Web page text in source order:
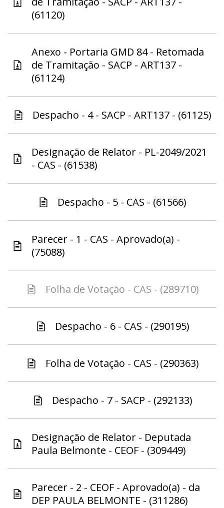
(61120)
Anexo - Portaria GMD 84 - Retomada
de Tramitação - SACP - ART137 -
(61124)
Despacho - 4 - SACP - ART137 - (61125)
Designação de Relator - PL-2049/2021
- CAS - (61538)
Despacho - 5 - CAS - (61566)
Parecer - 1 - CAS - Aprovado(a) -
(75088)
Folha de Votação - CAS - (289710)
Despacho - 6 - CAS - (290195)
Folha de Votação - CAS - (290363)
Despacho - 7 - SACP - (292133)
Designação de Relator - Deputada
Paula Belmonte - CEOF - (309449)
Parecer - 2 - CEOF - Aprovado(a) - da
DEP PAULA BELMONTE - (311286)